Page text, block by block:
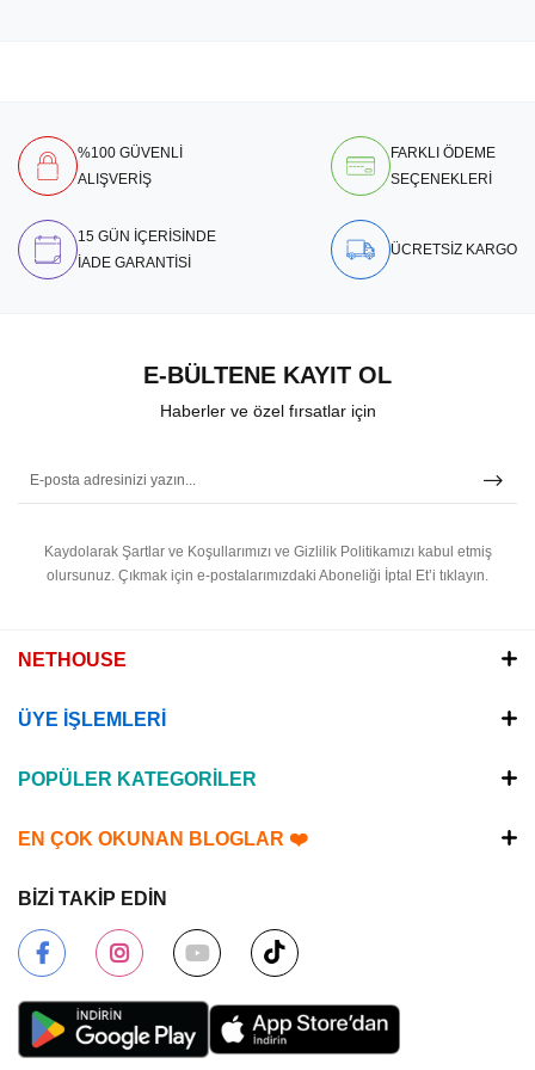
%100 GÜVENLİ
ALIŞVERİŞ
FARKLI ÖDEME
SEÇENEKLERİ
15 GÜN İÇERİSİNDE
İADE GARANTİSİ
ÜCRETSİZ KARGO
E-BÜLTENE KAYIT OL
Haberler ve özel fırsatlar için
Kaydolarak Şartlar ve Koşullarımızı ve Gizlilik Politikamızı kabul etmiş
olursunuz. Çıkmak için e-postalarımızdaki Aboneliği İptal Et’i tıklayın.
NETHOUSE
ÜYE İŞLEMLERİ
POPÜLER KATEGORİLER
EN ÇOK OKUNAN BLOGLAR ❤️
BİZİ TAKİP EDİN